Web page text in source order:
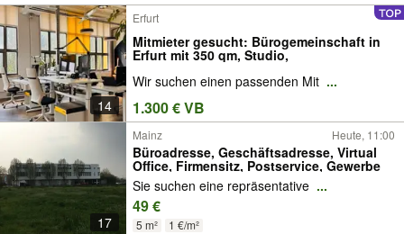
14
Erfurt
Mitmieter gesucht: Bürogemeinschaft in
Erfurt mit 350 qm, Studio,
Wir suchen einen passenden Mit ...
1.300 € VB
17
Mainz Heute, 11:00
Büroadresse, Geschäftsadresse, Virtual
Office, Firmensitz, Postservice, Gewerbe
Sie suchen eine repräsentative ...
49 €
5 m² 1 €/m²